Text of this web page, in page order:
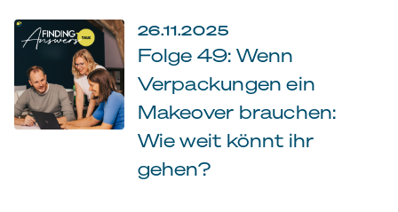
26.11.2025
Folge 49: Wenn
Verpackungen ein
Makeover brauchen:
Wie weit könnt ihr
gehen?